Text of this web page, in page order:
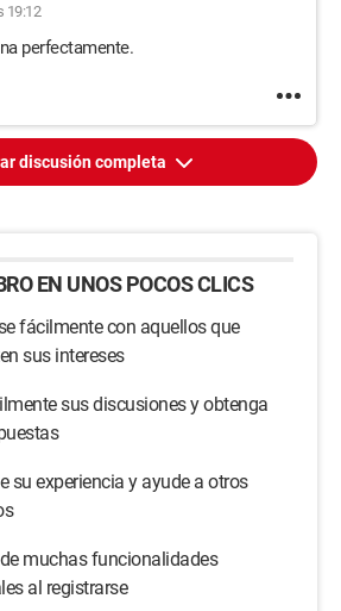
19:12
perfectamente.
discusión completa
EN UNOS POCOS CLICS
fácilmente con aquellos que
sus intereses
sus discusiones y obtenga
su experiencia y ayude a otros
muchas funcionalidades
al registrarse